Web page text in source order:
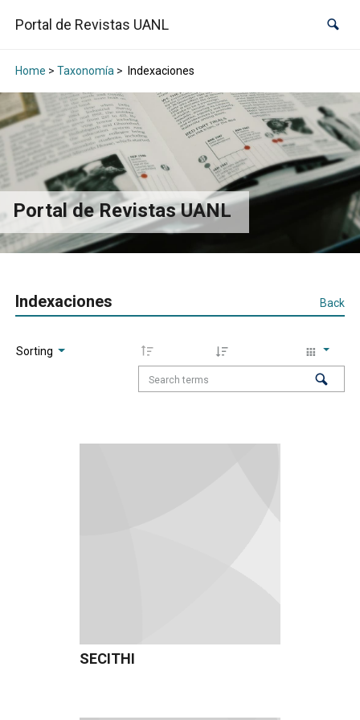
Portal de Revistas UANL
Home > Taxonomía> Indexaciones
Portal de Revistas UANL
Indexaciones Back
Sorting
SECITHI